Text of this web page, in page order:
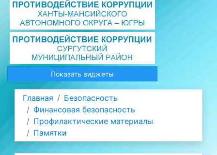
Показать виджеты
Главная
Безопасность
Финансовая безопасность
Профилактические материалы
Памятки